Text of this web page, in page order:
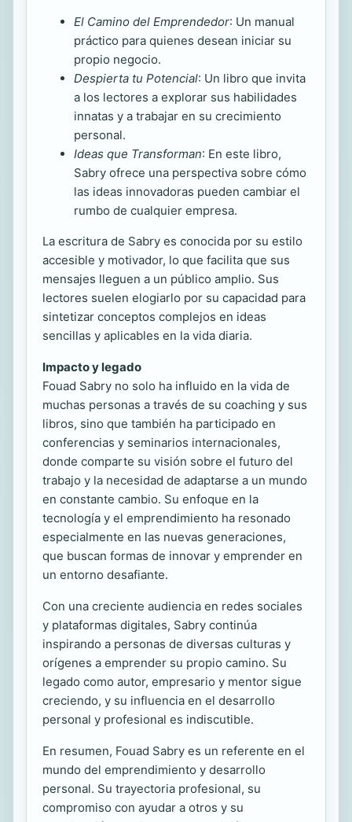
El Camino del Emprendedor: Un manual
práctico para quienes desean iniciar su
propio negocio.
Despierta tu Potencial: Un libro que invita
a los lectores a explorar sus habilidades
innatas y a trabajar en su crecimiento
personal.
Ideas que Transforman: En este libro,
Sabry ofrece una perspectiva sobre cómo
las ideas innovadoras pueden cambiar el
rumbo de cualquier empresa.
La escritura de Sabry es conocida por su estilo
accesible y motivador, lo que facilita que sus
mensajes lleguen a un público amplio. Sus
lectores suelen elogiarlo por su capacidad para
sintetizar conceptos complejos en ideas
sencillas y aplicables en la vida diaria.
Impacto y legado
Fouad Sabry no solo ha influido en la vida de
muchas personas a través de su coaching y sus
libros, sino que también ha participado en
conferencias y seminarios internacionales,
donde comparte su visión sobre el futuro del
trabajo y la necesidad de adaptarse a un mundo
en constante cambio. Su enfoque en la
tecnología y el emprendimiento ha resonado
especialmente en las nuevas generaciones,
que buscan formas de innovar y emprender en
un entorno desafiante.
Con una creciente audiencia en redes sociales
y plataformas digitales, Sabry continúa
inspirando a personas de diversas culturas y
orígenes a emprender su propio camino. Su
legado como autor, empresario y mentor sigue
creciendo, y su influencia en el desarrollo
personal y profesional es indiscutible.
En resumen, Fouad Sabry es un referente en el
mundo del emprendimiento y desarrollo
personal. Su trayectoria profesional, su
compromiso con ayudar a otros y su